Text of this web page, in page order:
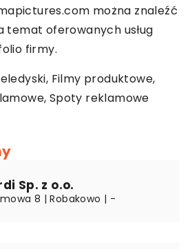
można znaleźć
temat oferowanych usług
firmy.
Filmy produktowe,
, Spoty reklamowe
Sp. z o.o.
8 | Robakowo | -